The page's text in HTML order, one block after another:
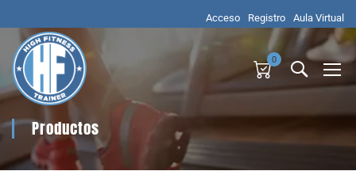
Acceso Registro Aula Virtual
0
Productos